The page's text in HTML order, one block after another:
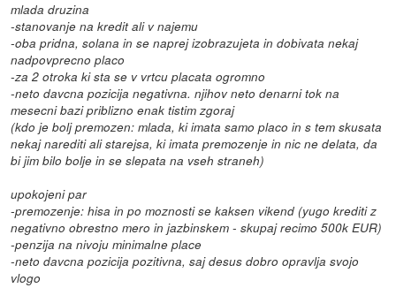
mlada druzina
-stanovanje na kredit ali v najemu
-oba pridna, solana in se naprej izobrazujeta in dobivata nekaj
nadpovprecno placo
-za 2 otroka ki sta se v vrtcu placata ogromno
-neto davcna pozicija negativna. njihov neto denarni tok na
mesecni bazi priblizno enak tistim zgoraj
(kdo je bolj premozen: mlada, ki imata samo placo in s tem skusata
nekaj narediti ali starejsa, ki imata premozenje in nic ne delata, da
bi jim bilo bolje in se slepata na vseh straneh)
upokojeni par
-premozenje: hisa in po moznosti se kaksen vikend (yugo krediti z
negativno obrestno mero in jazbinskem - skupaj recimo 500k EUR)
-penzija na nivoju minimalne place
-neto davcna pozicija pozitivna, saj desus dobro opravlja svojo
vlogo